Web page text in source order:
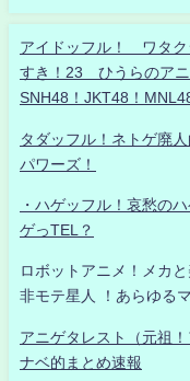
アイドッフル！ ワタ
すき！23 ひうらのア
SNH48！JKT48！
タダッフル！ネトゲ廃
パワーズ！
・ハゲッフル！哀愁の
ゲっTEL？
ロボットアニメ！メカ
非モテ星人 ！あらゆる
アニゲタレスト（元祖
ナベ的まとめ速報